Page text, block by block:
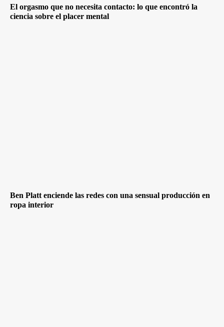
El orgasmo que no necesita contacto: lo que encontró la
ciencia sobre el placer mental
Ben Platt enciende las redes con una sensual producción en
ropa interior